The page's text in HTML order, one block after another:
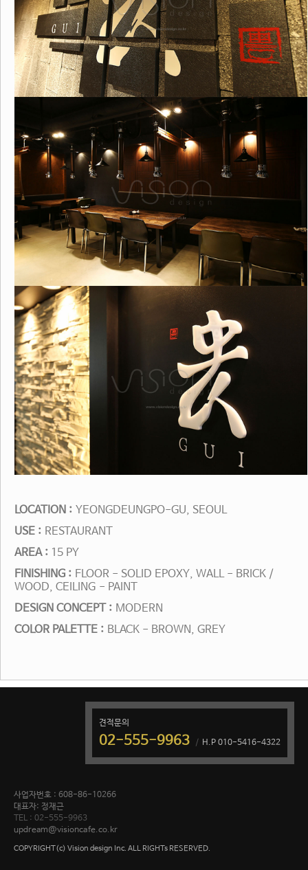
LOCATION : YEONGDEUNGPO-GU, SEOUL
USE : RESTAURANT
AREA : 15 PY
FINISHING : FLOOR - SOLID EPOXY, WALL - BRICK /
WOOD, CEILING - PAINT
DESIGN CONCEPT : MODERN
COLOR PALETTE : BLACK - BROWN, GREY
견적문의
02-555-9963 H.P 010-5416-4322
사업자번호 : 608-86-10266
대표자: 정재근
TEL : 02-555-9963
updream@visioncafe.co.kr
COPYRIGHT(c) Vision design Inc. ALL RIGHTs RESERVED.